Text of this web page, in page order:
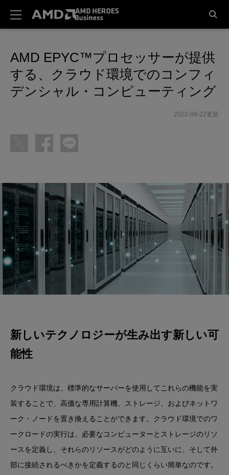
AMD EPYC™プロセッサーが提供
する、クラウド環境でのコンフィ
デンシャル・コンピューティング
2022-09-22更新
新しいテクノロジーが生み出す新しい可
能性
クラウド環境は、標準的なサーバーを使用してこれらの機能を実
装することで、高価な専用計算機、ストレージ、およびネットワ
ーク・ノードを置き換えることができます。クラウド環境でのワ
ークロードの実行は、必要なコンピューターとストレージのリソ
ースを定義し、それらのリソースがどのように互いに、そして外
部に接続されるべきかを定義するのと同じくらい簡単なのです。